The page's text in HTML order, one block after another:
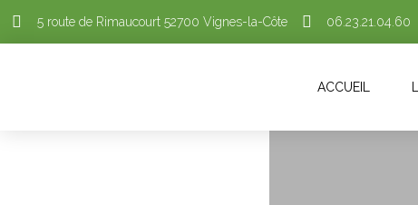
5 route de Rimaucourt 52700 Vignes-la-Côte 06.23.21.04.60
ACCUEIL